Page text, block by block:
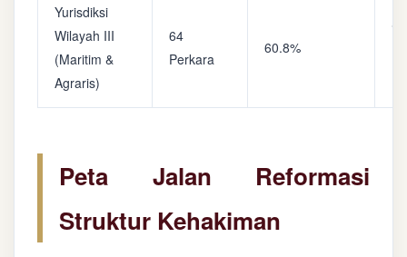
Yurisdiksi
Wilayah III
(Maritim &
Agraris)
64
Perkara
60.8%
Peta Jalan Reformasi
Struktur Kehakiman